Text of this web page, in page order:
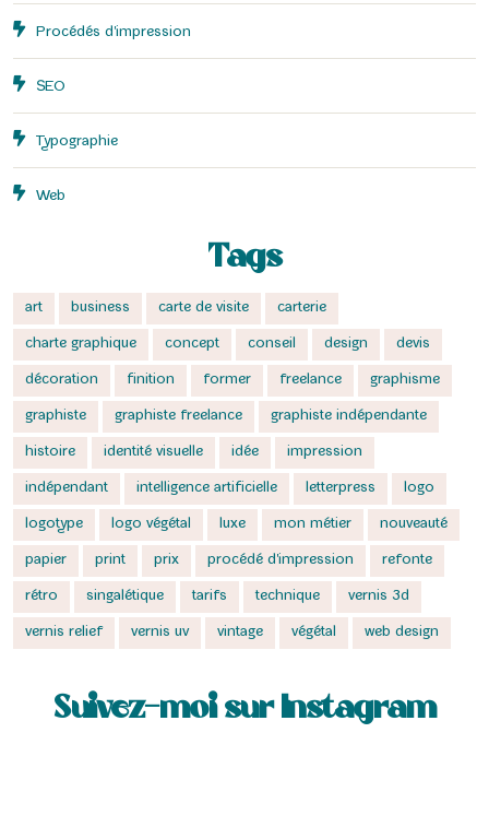
Procédés d'impression
SEO
Typographie
Web
Tags
art business carte de visite carterie
charte graphique concept conseil design devis
décoration finition former freelance graphisme
graphiste graphiste freelance graphiste indépendante
histoire identité visuelle idée impression
indépendant intelligence artificielle letterpress logo
logotype logo végétal luxe mon métier nouveauté
papier print prix procédé d'impression refonte
rétro singalétique tarifs technique vernis 3d
vernis relief vernis uv vintage végétal web design
Suivez-moi sur Instagram